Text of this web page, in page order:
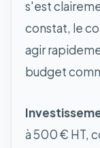
s'est
constat, le
agir
budget
à 500 € HT,